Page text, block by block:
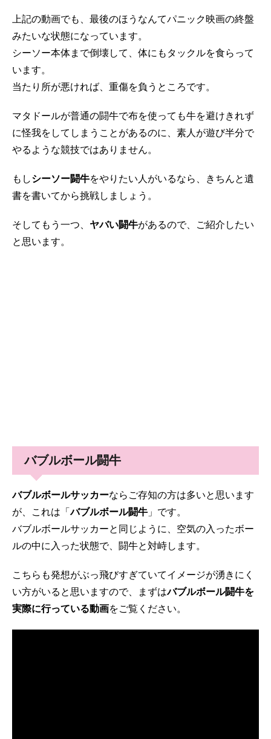
上記の動画でも、最後のほうなんてパニック映画の終盤
みたいな状態になっています。
シーソー本体まで倒壊して、体にもタックルを食らって
います。
当たり所が悪ければ、重傷を負うところです。
マタドールが普通の闘牛で布を使っても牛を避けきれず
に怪我をしてしまうことがあるのに、素人が遊び半分で
やるような競技ではありません。
もしシーソー闘牛をやりたい人がいるなら、きちんと遺
書を書いてから挑戦しましょう。
そしてもう一つ、 ヤバい闘牛があるので、ご紹介したい
と思います。
バブルボール闘牛
バブルボールサッカーならご存知の方は多いと思います
が、これは「バブルボール闘牛 」です。
バブルボールサッカーと同じように、空気の入ったボー
ルの中に入った状態で、闘牛と対峙します。
こちらも発想がぶっ飛びすぎていてイメージが湧きにく
い方がいると思いますので、まずはバブルボール闘牛を
実際に行っている動画をご覧ください。